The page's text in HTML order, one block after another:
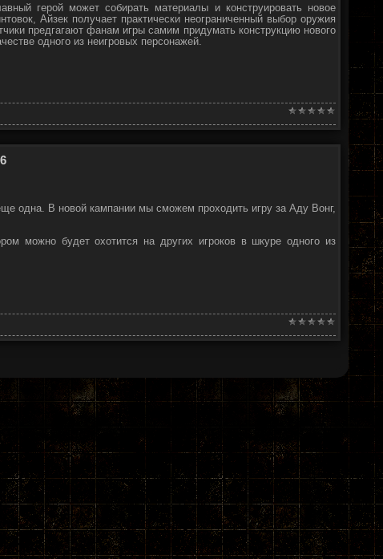
герой может собирать материалы и конструировать новое
Айзек получает практически неограниченный выбор оружия
предгагают фанам игры самим придумать конструкцию нового
одного из неигровых персонажей.
одна. В новой кампании мы сможем проходить игру за Аду Вонг,
можно будет охотится на других игроков в шкуре одного из